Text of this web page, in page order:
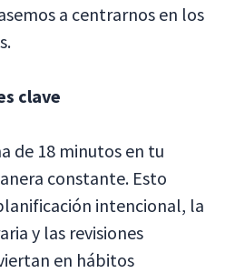
a centrarnos en los
clave
de 18 minutos en tu
constante. Esto
intencional, la
y las revisiones
en hábitos